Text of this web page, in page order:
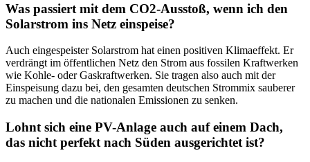
Was passiert mit dem CO2-Ausstoß, wenn ich den
Solarstrom ins Netz einspeise?
Auch eingespeister Solarstrom hat einen positiven Klimaeffekt. Er
verdrängt im öffentlichen Netz den Strom aus fossilen Kraftwerken
wie Kohle- oder Gaskraftwerken. Sie tragen also auch mit der
Einspeisung dazu bei, den gesamten deutschen Strommix sauberer
zu machen und die nationalen Emissionen zu senken.
Lohnt sich eine PV-Anlage auch auf einem Dach,
das nicht perfekt nach Süden ausgerichtet ist?